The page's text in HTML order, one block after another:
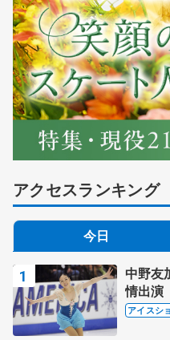
アクセスランキング
今日
中野友
情出演
ス」
アイスシ